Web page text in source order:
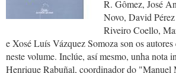
R. Gômez, José
Novo, David
Riveiro Coello,
e Xosé Luís Vázquez Somoza son os
neste volume. Inclúe, así mesmo, unha nota
Henrique Rabuñal, coordinador do "Manuel